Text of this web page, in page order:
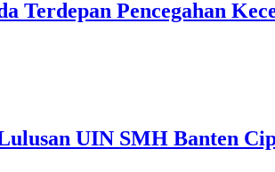
Terdepan Pencegahan
UIN SMH Banten